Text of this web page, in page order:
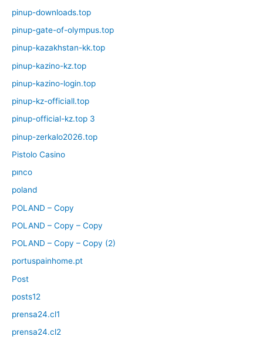
pinup-downloads.top
pinup-gate-of-olympus.top
pinup-kazakhstan-kk.top
pinup-kazino-kz.top
pinup-kazino-login.top
pinup-kz-officiall.top
pinup-official-kz.top 3
pinup-zerkalo2026.top
Pistolo Casino
pınco
poland
POLAND – Copy
POLAND – Copy – Copy
POLAND – Copy – Copy (2)
portuspainhome.pt
Post
posts12
prensa24.cl1
prensa24.cl2